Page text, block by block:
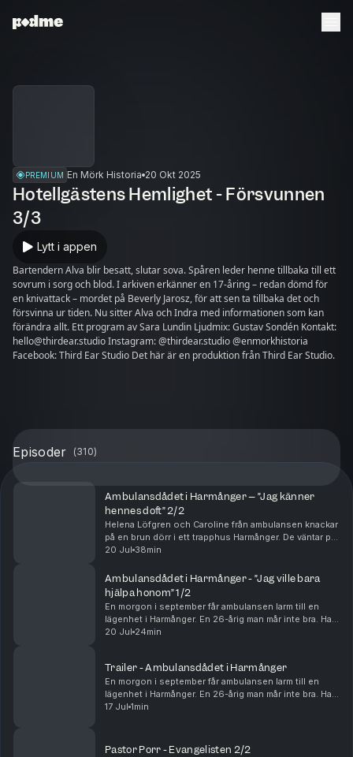
PREMIUM En Mörk Historia 20 Okt 2025
Hotellgästens Hemlighet - Försvunnen
3/3
Lytt i appen
Bartendern Alva blir besatt, slutar sova. Spåren leder henne tillbaka till ett
sovrum i sorg och blod. I arkiven erkänner en 17-åring – redan dömd för
en knivattack – mordet på Beverly Jarosz, för att sen ta tillbaka det och
försvinna ur tiden. Nu sitter Alva och Indra med informationen som kan
förändra allt. Ett program av Sara Lundin Ljudmix: Gustav Sondén Kontakt:
hello@thirdear.studio Instagram: @thirdear.studio @enmorkhistoria
Facebook: Third Ear Studio Det här är en produktion från Third Ear Studio.
Episoder (310)
Ambulansdådet i Harmånger – ”Jag känner
hennes doft” 2/2
Helena Löfgren och Caroline från ambulansen knackar
på en brun dörr i ett trapphus Harmånger. De väntar på
att patienten ska öppna. Det de inte vet är att deras
20 Jul 38min
Ambulansdådet i Harmånger - ”Jag ville bara
hjälpa honom” 1/2
En morgon i september får ambulansen larm till en
lägenhet i Harmånger. En 26-årig man mår inte bra. Han
har sagt att han inte vill leva längre.
20 Jul 24min
Trailer - Ambulansdådet i Harmånger
En morgon i september får ambulansen larm till en
lägenhet i Harmånger. En 26-årig man mår inte bra. Han
har sagt att han inte vill leva längre.
17 Jul 1min
Pastor Porr - Evangelisten 2/2